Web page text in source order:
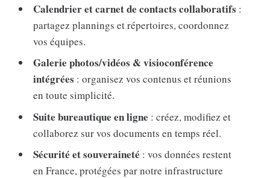
Calendrier et carnet de contacts collaboratifs :
partagez plannings et répertoires, coordonnez
vos équipes.
Galerie photos/vidéos & visioconférence
intégrées : organisez vos contenus et réunions
en toute simplicité.
Suite bureautique en ligne : créez, modifiez et
collaborez sur vos documents en temps réel.
Sécurité et souveraineté : vos données restent
en France, protégées par notre infrastructure